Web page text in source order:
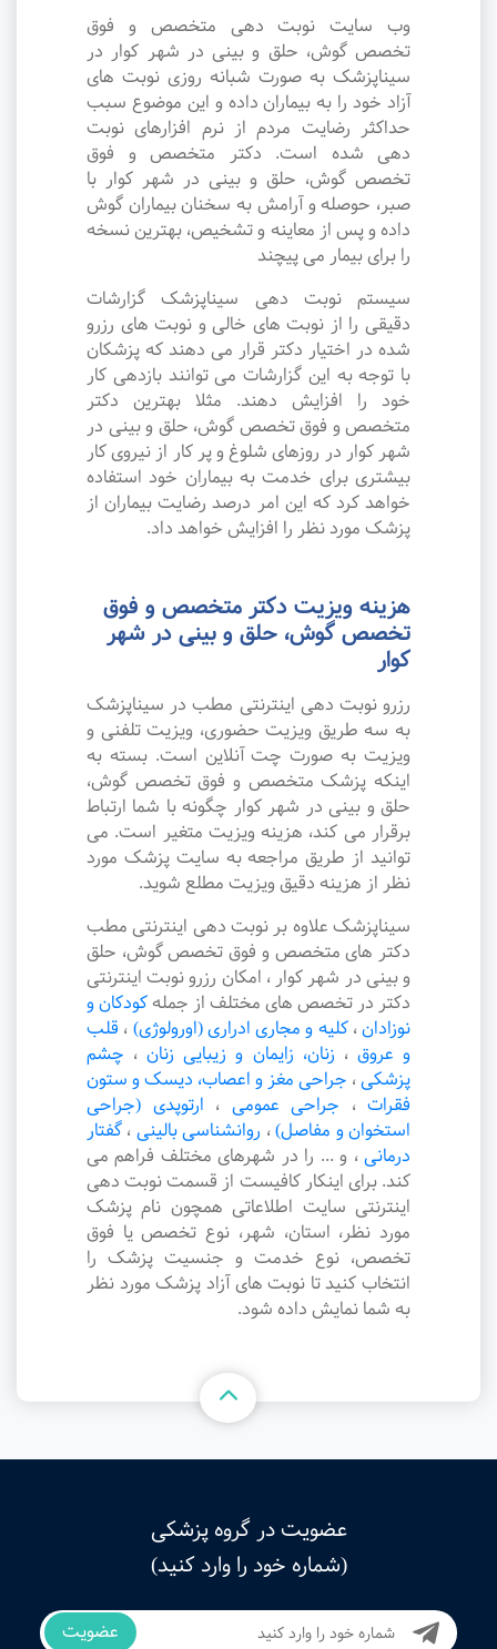
وب سایت نوبت دهی متخصص و فوق
تخصص گوش، حلق و بینی در شهر کوار در
سیناپزشک به صورت شبانه روزی نوبت های
آزاد خود را به بیماران داده و این موضوع سبب
حداکثر رضایت مردم از نرم افزارهای نوبت
دهی شده است. دکتر متخصص و فوق
تخصص گوش، حلق و بینی در شهر کوار با
صبر، حوصله و آرامش به سخنان بیماران گوش
داده و پس از معاینه و تشخیص، بهترین نسخه
را برای بیمار می پیچند
سیستم نوبت دهی سیناپزشک گزارشات
دقیقی را از نوبت های خالی و نوبت های رزرو
شده در اختیار دکتر قرار می دهند که پزشکان
با توجه به این گزارشات می توانند بازدهی کار
خود را افزایش دهند. مثلا بهترین دکتر
متخصص و فوق تخصص گوش، حلق و بینی در
شهر کوار در روزهای شلوغ و پر کار از نیروی کار
بیشتری برای خدمت به بیماران خود استفاده
خواهد کرد که این امر درصد رضایت بیماران از
پزشک مورد نظر را افزایش خواهد داد.
هزینه ویزیت دکتر متخصص و فوق
تخصص گوش، حلق و بینی در شهر
کوار
رزرو نوبت دهی اینترنتی مطب در سیناپزشک
به سه طریق ویزیت حضوری، ویزیت تلفنی و
ویزیت به صورت چت آنلاین است. بسته به
اینکه پزشک متخصص و فوق تخصص گوش،
حلق و بینی در شهر کوار چگونه با شما ارتباط
برقرار می کند، هزینه ویزیت متغیر است. می
توانید از طریق مراجعه به سایت پزشک مورد
نظر از هزینه دقیق ویزیت مطلع شوید.
سیناپزشک علاوه بر نوبت دهی اینترنتی مطب
دکتر های متخصص و فوق تخصص گوش، حلق
و بینی در شهر کوار ، امکان رزرو نوبت اینترنتی
دکتر در تخصص های مختلف از جملهکودکان و
نوزادان،کلیه و مجاری ادراری (اورولوژی) ، قلب
و عروق ، زنان، زایمان و زیبایی زنان ، چشم
پزشکی، جراحی مغز و اعصاب، دیسک و ستون
فقرات ، جراحی عمومی ، ارتوپدی (جراحی
استخوان و مفاصل)، روانشناسی بالینی ، گفتار
درمانی ، و ... را در شهرهای مختلف فراهم می
کند. برای اینکار کافیست از قسمت نوبت دهی
اینترنتی سایت اطلاعاتی همچون نام پزشک
مورد نظر، استان، شهر، نوع تخصص یا فوق
تخصص، نوع خدمت و جنسیت پزشک را
انتخاب کنید تا نوبت های آزاد پزشک مورد نظر
به شما نمایش داده شود.
عضویت در گروه پزشکی
(شماره خود را وارد کنید)
عضویت